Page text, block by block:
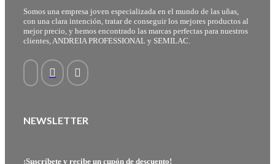
Somos una empresa joven especializada en el mundo de las uñas,
con una clara intención, tratar de conseguir los mejores productos al
mejor precio, y hemos encontrado las marcas perfectas para nuestros
clientes, ANDREIA PROFESSIONAL y SEMILAC.
NEWSLETTER
¡Suscríbete y recibe un cupón de descuento!